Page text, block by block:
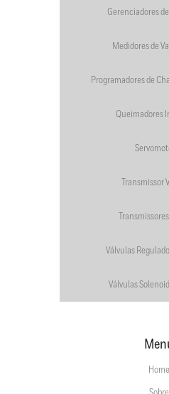
Gerenciadores
Medidores de
Programadores de
Queimadores
Transmissor
Válvulas
Válvulas
Home